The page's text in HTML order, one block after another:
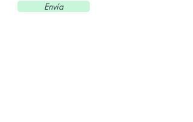
Envía